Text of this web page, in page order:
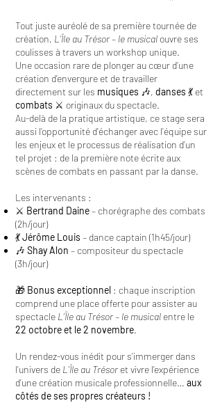
Tout juste auréolé de sa première tournée de
création, L’Île au Trésor – le musical ouvre ses
coulisses à travers un workshop unique.
Une occasion rare de plonger au cœur d’une
création d’envergure et de travailler
directement sur les musiques 🎶, danses 💃 et
combats ⚔️ originaux du spectacle.
Au-delà de la pratique artistique, ce stage sera
aussi l’opportunité d’échanger avec l’équipe sur
les enjeux et le processus de réalisation d’un
tel projet : de la première note écrite aux
scènes de combats en passant par la danse.
Les intervenants :
⚔️ Bertrand Daine– chorégraphe des combats
(2h/jour)
💃Jérôme Louis – dance captain (1h45/jour)
🎶 Shay Alon – compositeur du spectacle
(3h/jour)​
🎁 Bonus exceptionnel : chaque inscription
comprend une place offerte pour assister au
spectacle L’Île au Trésor – le musical entre le
22 octobre et le 2 novembre.
Un rendez-vous inédit pour s’immerger dans
l’univers de L’Île au Trésor et vivre l’expérience
d’une création musicale professionnelle… aux
côtés de ses propres créateurs !